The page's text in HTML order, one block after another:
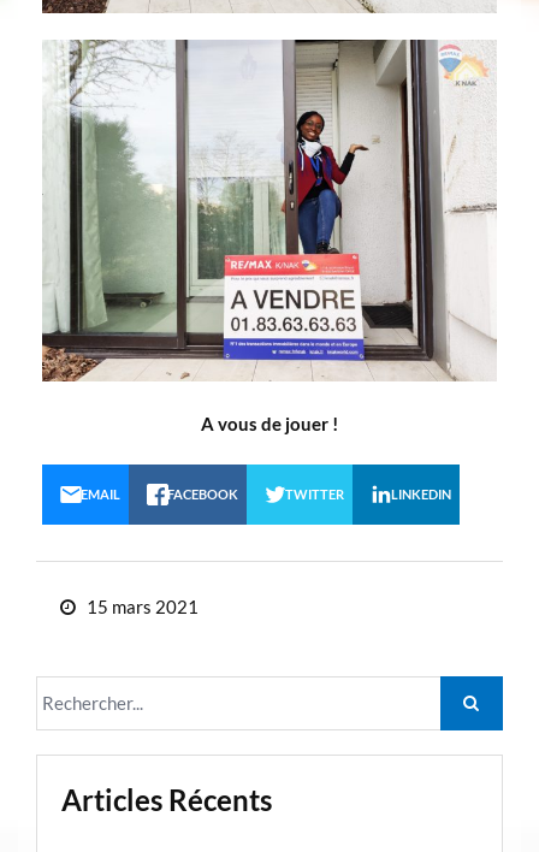
A vous de jouer !
EMAIL FACEBOOK TWITTER LINKEDIN
15 mars 2021
Articles Récents